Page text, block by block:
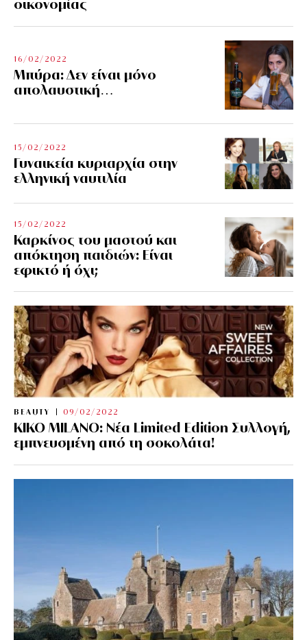
οικονομίας
16/02/2022
Μπύρα: Δεν είναι μόνο
απολαυστική…
15/02/2022
Γυναικεία κυριαρχία στην
ελληνική ναυτιλία
15/02/2022
Καρκίνος του μαστού και
απόκτηση παιδιών: Είναι
εφικτό ή όχι;
BEAUTY 09/02/2022
KIKO MILANO: Νέα Limited Edition Συλλογή,
εμπνευσμένη από τη σοκολάτα!